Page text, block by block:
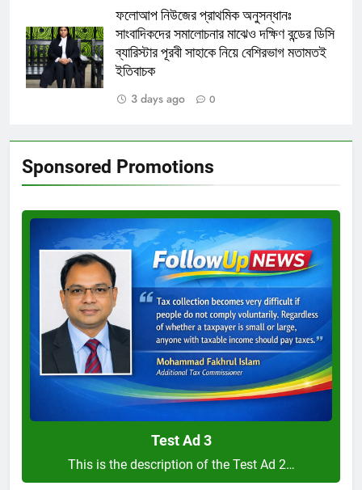
ফলোআপ নিউজের প্রাথমিক অনুসন্ধানঃ
সাংবাদিকদের সমালোচনার মাঝেও দক্ষিণ বন্ডের ডিসি
ব্যারিস্টার পূরবী সাহাকে নিয়ে বেশিরভাগ মতামতই
ইতিবাচক
3 days ago
0
Sponsored Promotions
Test
Ad
3
Test Ad 3
This is the description of the Test Ad 2…